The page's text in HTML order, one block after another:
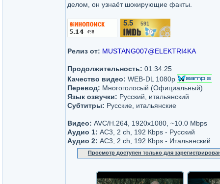
делом, он узнаёт шокирующие факты.
5.5 591
Релиз от: MUSTANG007@ELEKTRI4KA
Продолжительность: 01:34:25
Качество видео: WEB-DL 1080p
Перевод: Многоголосый (Официальный)
Язык озвучки: Русский, итальянский
Субтитры: Русские, итальянские
Видео: AVC/H.264, 1920x1080, ~10.0 Mbps
Аудио 1: AC3, 2 ch, 192 Кbps - Русский
Аудио 2: AC3, 2 ch, 192 Кbps - Итальянский
Просмотр доступен только для